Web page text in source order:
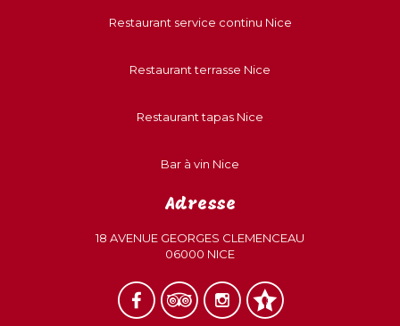
Restaurant service continu Nice
Restaurant terrasse Nice
Restaurant tapas Nice
Bar à vin Nice
Adresse
18 AVENUE GEORGES CLEMENCEAU
06000 NICE